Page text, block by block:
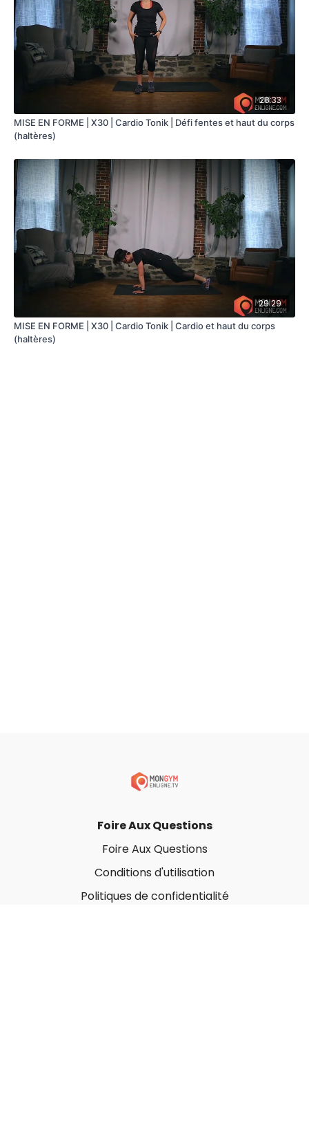
28:33
MISE EN FORME | X30 | Cardio Tonik | Défi fentes et haut du corps
(haltères)
29:29
MISE EN FORME | X30 | Cardio Tonik | Cardio et haut du corps
(haltères)
Foire Aux Questions
Foire Aux Questions
Conditions d'utilisation
Politiques de confidentialité